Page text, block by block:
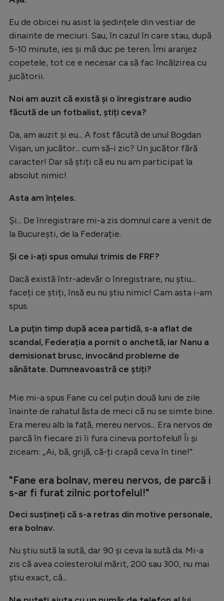
Eu de obicei nu asist la ședințele din vestiar de
dinainte de meciuri. Sau, în cazul în care stau, după
5-10 minute, ies și mă duc pe teren. Îmi aranjez
copetele, tot ce e necesar ca să fac încălzirea cu
jucătorii.
Noi am auzit că există și o înregistrare audio
făcută de un fotbalist, știți ceva?
Da, am auzit și eu... A fost făcută de unul Bogdan
Vișan, un jucător... cum să-i zic? Un jucător fără
caracter! Dar să știți că eu nu am participat la
absolut nimic!
Asta am înțeles.
Și... De înregistrare mi-a zis domnul care a venit de
la București, de la Federație.
Și ce i-ați spus omului trimis de FRF?
Dacă există într-adevăr o înregistrare, nu știu...
faceți ce știți, însă eu nu știu nimic! Cam asta i-am
spus.
La puțin timp după acea partidă, s-a aflat de
scandal, Federația a pornit o anchetă, iar Nanu a
demisionat brusc, invocând probleme de
sănătate. Dumneavoastră ce știți?
Mie mi-a spus Fane cu cel puțin două luni de zile
înainte de rahatul ăsta de meci că nu se simte bine.
Era mereu alb la față, mereu nervos... Era nervos de
parcă în fiecare zi îi fura cineva portofelul! Îi și
ziceam: „Ai, bă, grijă, că-ți crapă ceva în tine!”.
"Fane era bolnav, mereu nervos, de parcă i
s-ar fi furat zilnic portofelul!"
Deci susțineți că s-a retras din motive personale,
era bolnav.
Nu știu sută la sută, dar 90 și ceva la sută da. Mi-a
zis că avea colesterolul mărit, 200 sau 300, nu mai
știu exact, că...